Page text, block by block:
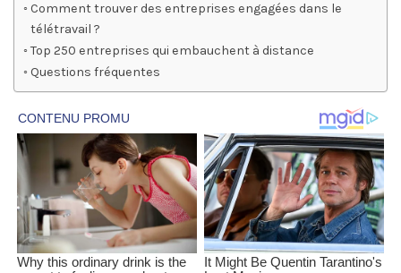
Comment trouver des entreprises engagées dans le
télétravail ?
Top 250 entreprises qui embauchent à distance
Questions fréquentes